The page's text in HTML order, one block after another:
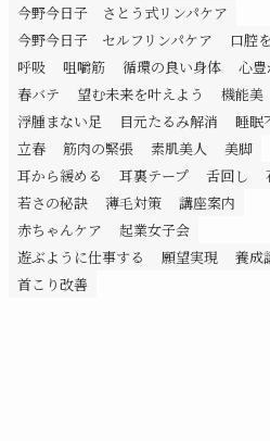
今野今日子 さとう式リンパケア
今野今日子 セルフリンパケア
口腔
呼吸
咀嚼筋 循環の良い身体
心
春バテ
望む未来を叶えよう 機能美
浮腫まない足
目元たるみ解消
睡眠
立春
筋肉の緊張 素肌美人
美脚
耳から緩める
耳裏テープ 舌回し
若さの秘訣
薄毛対策
講座案内
赤ちゃんケア
起業女子会
遊ぶように仕事する
願望実現
養成
首こり改善